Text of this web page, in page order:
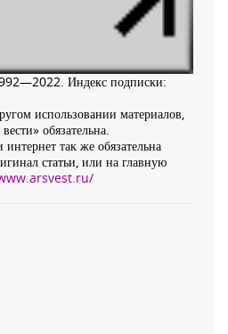
Индекс подписки:
использовании материалов,
обязательна.
так же обязательна
статьи, или на главную